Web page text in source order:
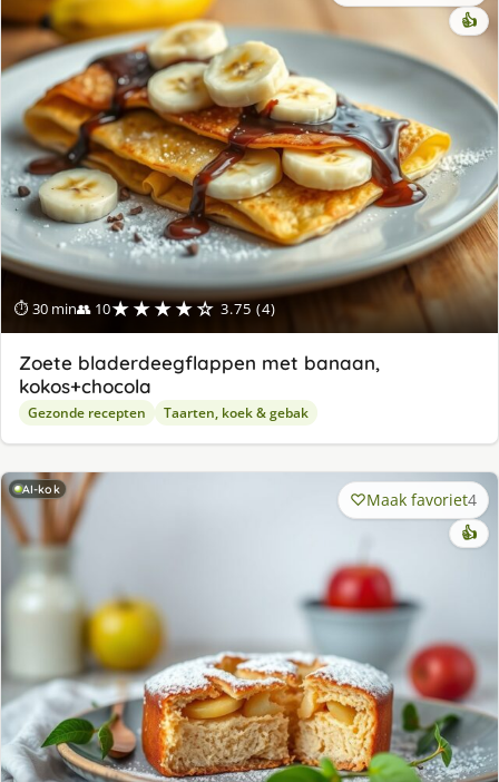
⏱ 30 min👥 10★★★★☆ 3.75 (4)
👍
Zoete bladerdeegflappen met banaan,
kokos+chocola
Gezonde recepten Taarten, koek & gebak
AI-kok Maak favoriet4
👍